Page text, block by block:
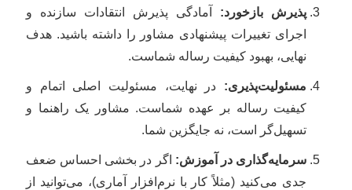
پذیرش بازخورد:آمادگی پذیرش انتقادات سازنده و
اجرای تغییرات پیشنهادی مشاور را داشته باشید. هدف
نهایی، بهبود کیفیت رساله شماست.
مسئولیت‌پذیری:در نهایت، مسئولیت اصلی اتمام و
کیفیت رساله بر عهده شماست. مشاور یک راهنما و
تسهیل‌گر است، نه جایگزین شما.
سرمایه‌گذاری در آموزش:اگر در بخشی احساس ضعف
جدی می‌کنید (مثلاً کار با نرم‌افزار آماری)، می‌توانید از